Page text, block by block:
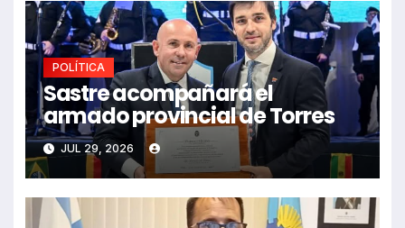
POLÍTICA
Sastre acompañará el
armado provincial de Torres
JUL 29, 2026